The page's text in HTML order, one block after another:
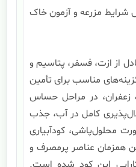
مزرعه و آزمون خاک
متعادل از ازت، فسفر، پتاسیم و
مناسب برای تأمین
زعفران، در مراحل حساس
کامل در آب، جذب
محلول‌پاشی، کودآبیاری
همزمان عناصر پرمصرف و